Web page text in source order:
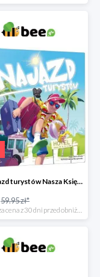
Gra Najazd turystów Nasza Księgarnia -75%
59.95 zł*